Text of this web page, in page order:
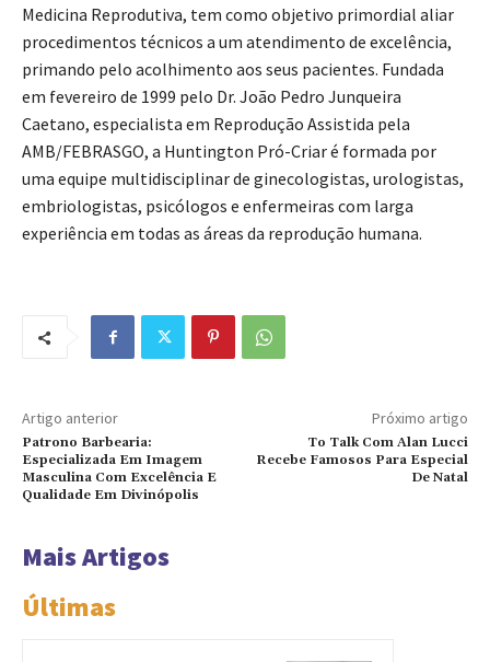
Medicina Reprodutiva, tem como objetivo primordial aliar
procedimentos técnicos a um atendimento de excelência,
primando pelo acolhimento aos seus pacientes. Fundada
em fevereiro de 1999 pelo Dr. João Pedro Junqueira
Caetano, especialista em Reprodução Assistida pela
AMB/FEBRASGO, a Huntington Pró-Criar é formada por
uma equipe multidisciplinar de ginecologistas, urologistas,
embriologistas, psicólogos e enfermeiras com larga
experiência em todas as áreas da reprodução humana.
Artigo anterior
Patrono Barbearia:
Especializada Em Imagem
Masculina Com Excelência E
Qualidade Em Divinópolis
Próximo artigo
To Talk Com Alan Lucci
Recebe Famosos Para Especial
De Natal
Mais Artigos
Últimas